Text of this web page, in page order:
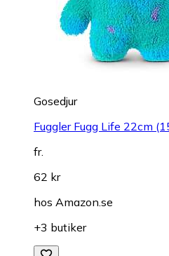
Gosedjur
Fuggler Fugg Life 22cm
fr.
62 kr
hos Amazon.se
+3 butiker